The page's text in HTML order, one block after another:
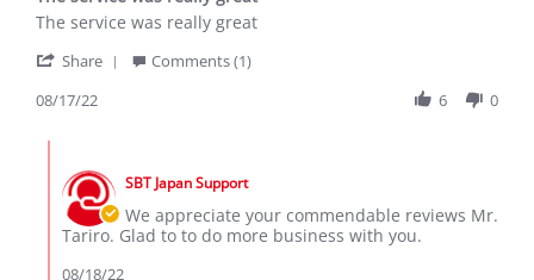
Review
Tariro
on
Aug
review
The
was
great
The service was really great
Share
on
Aug
2022
Comments (1)
08/17/22
6 0
Store
Owner
on
by
SBT Japan Support
We appreciate your commendable reviews Mr.
Tariro. Glad to to do more business with you.
08/18/22